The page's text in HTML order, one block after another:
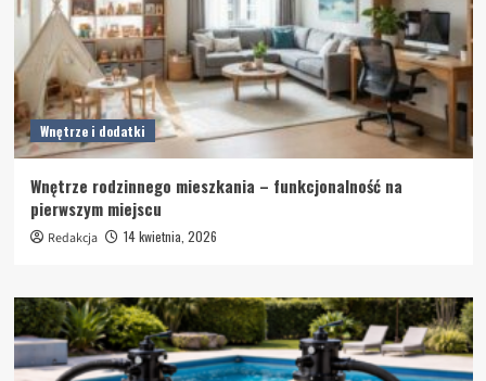
Wnętrze i dodatki
Wnętrze rodzinnego mieszkania – funkcjonalność na
pierwszym miejscu
Redakcja 14 kwietnia, 2026